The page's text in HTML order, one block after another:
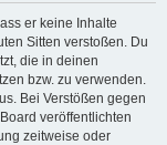
er keine Inhalte
Sitten verstoßen. Du
die in deinen
bzw. zu verwenden.
Bei Verstößen gegen
veröffentlichten
zeitweise oder